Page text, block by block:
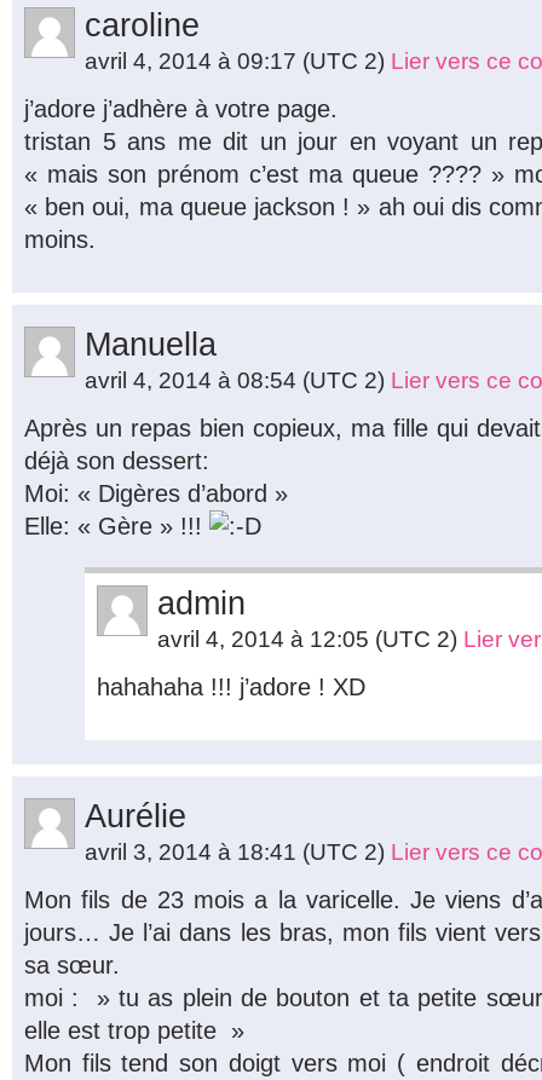
caroline
avril 4, 2014 à 09:17 (UTC 2) Lier vers ce
j’adore j’adhère à votre page.
tristan 5 ans me dit un jour en voyant un
« mais son prénom c’est ma queue ???? »
« ben oui, ma queue jackson ! » ah oui dis
moins.
Manuella
avril 4, 2014 à 08:54 (UTC 2) Lier vers ce
Après un repas bien copieux, ma fille qui
déjà son dessert:
Moi: « Digères d’abord »
Elle: « Gère » !!!
admin
avril 4, 2014 à 12:05 (UTC 2) Lier
hahahaha !!! j’adore ! XD
Aurélie
avril 3, 2014 à 18:41 (UTC 2) Lier vers ce
Mon fils de 23 mois a la varicelle. Je viens
jours… Je l’ai dans les bras, mon fils vient
sa sœur.
moi : » tu as plein de bouton et ta petite
elle est trop petite »
Mon fils tend son doigt vers moi ( endroit